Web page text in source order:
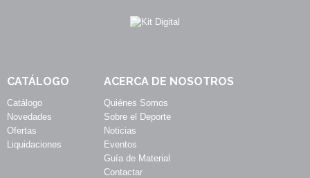
CATÁLOGO
Catálogo
Novedades
Ofertas
Liquidaciones
ACERCA DE NOSOTROS
Quiénes Somos
Sobre el Deporte
Noticias
Eventos
Guía de Material
Contactar